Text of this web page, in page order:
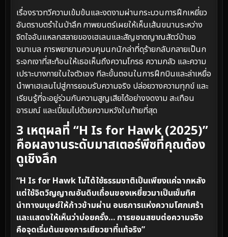
เรื่องราวทวีความเข้มข้นและงดงามผ่านกระบวนการฝึกเหยี่ยว
อันตราบตรำในป่าลึก ภาพยนตร์เผยให้เห็นเส้นขนานระหว่าง
จิตใจอันแหลกสลายของเฮเลนและสัญชาตญาณสัตว์ป่าขอ
งมาเบล การพยายามควบคุมนกนักล่าที่ดุร้ายกลับกลายเป็นก
ระจกเงาที่สะท้อนให้เธอเห็นถึงความโกรธ ความกลัว และความ
เปราะบางภายในใจตัวเอง ทีละขั้นตอนในการฝึกบินและล่าเหยื่อ
นำพาเฮเลนไปสู่การยอมรับความจริง ปล่อยวางความทุกข์ และ
เรียนรู้ที่จะอยู่ร่วมกับความสูญเสียได้อย่างงดงาม สะเทือน
อารมณ์ และเปี่ยมไปด้วยความหวังในท้ายที่สุด
3 เหตุผลที่ “H Is for Hawk (2025)”
คือผลงานระดับมาสเตอร์พีซที่คุณต้อง
ดูเชิงลึก
“H Is for Hawk ไม่ได้ใช้ธรรมชาติเป็นเพียงแค่ฉากหลัง
แต่ใช้จิตวิญญาณอันดิบเถื่อนของเหยี่ยวมาเป็นเข็มทิศ
นำทางมนุษย์ให้ก้าวข้ามผ่าน อนธการแห่งความโศกเศร้า
และแสดงให้เห็นว่าบ่อยครั้ง… การยอมสยบต่อความจริง
คือจุดเริ่มต้นของการเยียวยาที่แท้จริง”